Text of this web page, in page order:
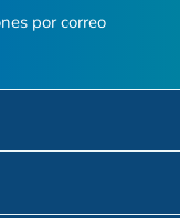
por correo